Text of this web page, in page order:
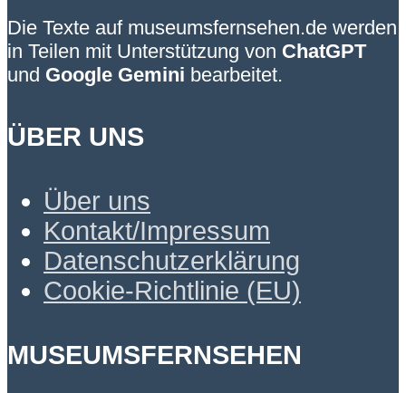
Die Texte auf museumsfernsehen.de werden
in Teilen mit Unterstützung von ChatGPT
und Google Gemini bearbeitet.
ÜBER UNS
Über uns
Kontakt/Impressum
Datenschutzerklärung
Cookie-Richtlinie (EU)
MUSEUMSFERNSEHEN